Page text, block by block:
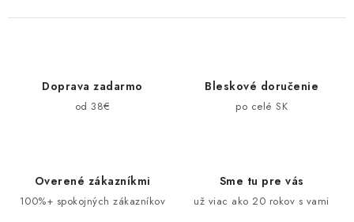
Doprava zadarmo
od 38€
Bleskové doručenie
po celé SK
Overené zákazníkmi
100%+ spokojných zákazníkov
Sme tu pre vás
už viac ako 20 rokov s vami